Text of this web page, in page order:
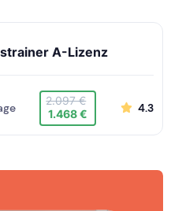
A-Lizenz
2.097 €
1.468 €
4.3